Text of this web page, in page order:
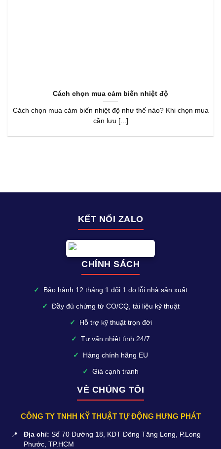
Cách chọn mua cảm biến nhiệt độ
Cách chọn mua cảm biến nhiệt độ như thế nào? Khi chọn mua
cần lưu [...]
KẾT NỐI ZALO
CHÍNH SÁCH
✓ Bảo hành 12 tháng 1 đổi 1 do lỗi nhà sản xuất
✓ Đầy đủ chứng từ CO/CQ, tài liệu kỹ thuật
✓ Hỗ trợ kỹ thuật trọn đời
✓ Tư vấn nhiệt tình 24/7
✓ Hàng chính hãng EU
✓ Giá cạnh tranh
VỀ CHÚNG TÔI
CÔNG TY TNHH KỸ THUẬT TỰ ĐỘNG HƯNG PHÁT
📍 Địa chỉ: Số 70 Đường 18, KĐT Đông Tăng Long, P.Long
Phước, TP.HCM